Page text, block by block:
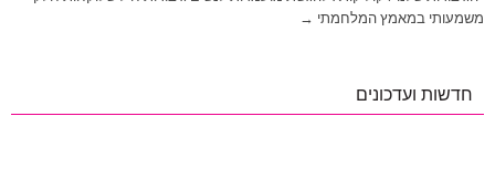
משמעותי במאמץ המלחמתי →
חדשות ועדכונים